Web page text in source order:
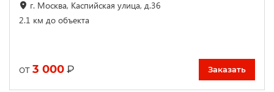
г. Москва, Каспийская улица, д.36
2.1 км до объекта
от 3 000 ₽ Заказать